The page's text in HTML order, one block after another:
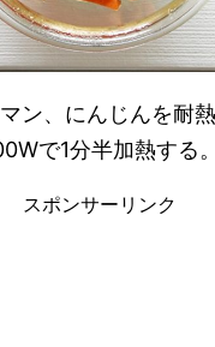
ン、にんじんを耐
で1分半加熱する。
スポンサーリンク